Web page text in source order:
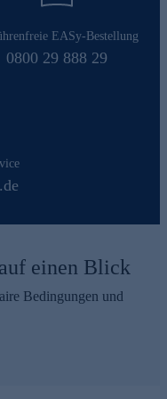
EASy-Bestellung
0800 29 888 29
einen Blick
Bedingungen und